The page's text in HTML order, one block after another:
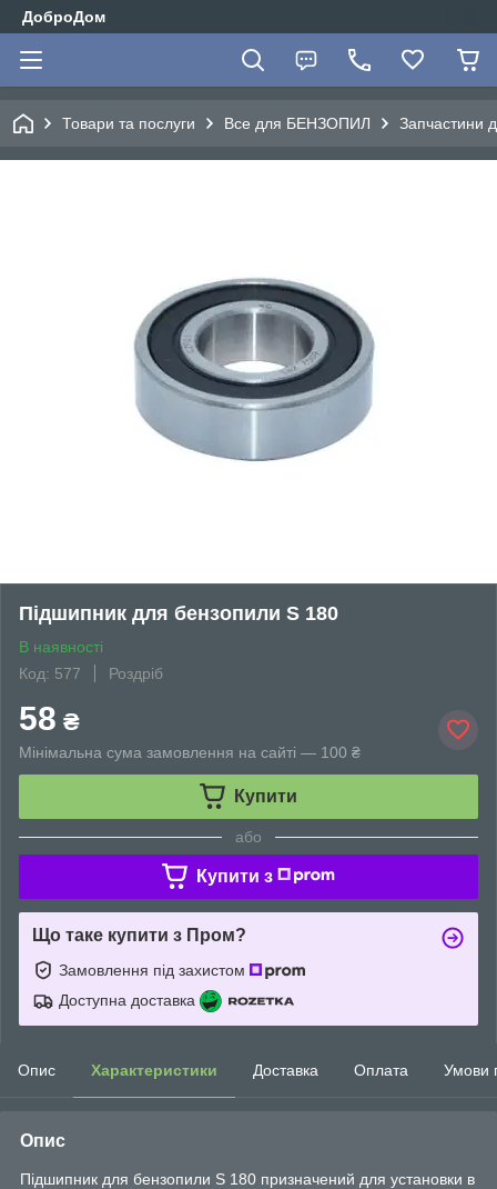
ДоброДом
Товари та послуги Все для БЕНЗОПИЛ Запчастини
Підшипник для бензопили S 180
В наявності
Код: 577
Роздріб
58 ₴
Мінімальна сума замовлення на сайті — 100 ₴
Купити
або
Купити з
Що таке купити з Пром?
Замовлення під захистом
Доступна доставка
Опис Характеристики Доставка Оплата Умови
Опис
Підшипник для бензопили S 180 призначений для установки в